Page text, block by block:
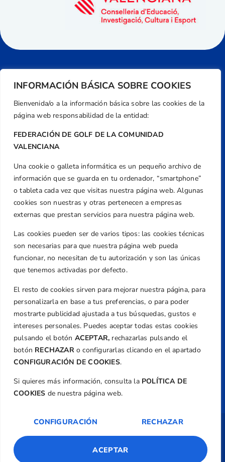
INFORMACIÓN BÁSICA SOBRE COOKIES
Bienvenida/o a la información básica sobre las cookies de la
página web responsabilidad de la entidad:
FEDERACIÓN DE GOLF DE LA COMUNIDAD
VALENCIANA
Una cookie o galleta informática es un pequeño archivo de
información que se guarda en tu ordenador, “smartphone”
o tableta cada vez que visitas nuestra página web. Algunas
cookies son nuestras y otras pertenecen a empresas
externas que prestan servicios para nuestra página web.
Las cookies pueden ser de varios tipos: las cookies técnicas
son necesarias para que nuestra página web pueda
funcionar, no necesitan de tu autorización y son las únicas
que tenemos activadas por defecto.
El resto de cookies sirven para mejorar nuestra página, para
personalizarla en base a tus preferencias, o para poder
mostrarte publicidad ajustada a tus búsquedas, gustos e
intereses personales. Puedes aceptar todas estas cookies
pulsando el botón ACEPTAR, rechazarlas pulsando el
botón RECHAZARo configurarlas clicando en el apartado
CONFIGURACIÓN DE COOKIES.
Si quieres más información, consulta la POLÍTICA DE
COOKIES de nuestra página web.
CONFIGURACIÓN RECHAZAR
ACEPTAR
Dirección
Centre de L´Esport, Carrer d'Isaac Peral i
Caballero, Nº 5, Despachos 2 y 3, 46980,
Valencia
+34 961 367 799
Email
federacion@golfcv.com
Aviso Legal
Política de Privacidad
Transparencia
Normativa
Federación
TecnoQuatre